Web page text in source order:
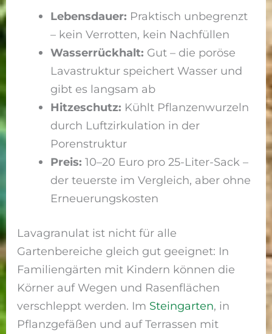
Lebensdauer: Praktisch unbegrenzt
– kein Verrotten, kein Nachfüllen
Wasserrückhalt: Gut – die poröse
Lavastruktur speichert Wasser und
gibt es langsam ab
Hitzeschutz: Kühlt Pflanzenwurzeln
durch Luftzirkulation in der
Porenstruktur
Preis: 10–20 Euro pro 25-Liter-Sack –
der teuerste im Vergleich, aber ohne
Erneuerungskosten
Lavagranulat ist nicht für alle
Gartenbereiche gleich gut geeignet: In
Familiengärten mit Kindern können die
Körner auf Wegen und Rasenflächen
verschleppt werden. Im Steingarten, in
Pflanzgefäßen und auf Terrassen mit